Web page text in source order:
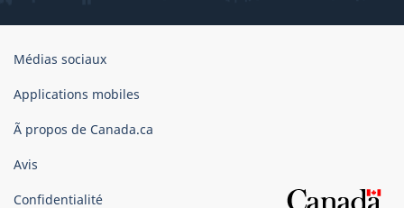
Organisation
gouvernement
Canada
Médias sociaux
Applications mobiles
Ã propos de Canada.ca
Avis
Confidentialité